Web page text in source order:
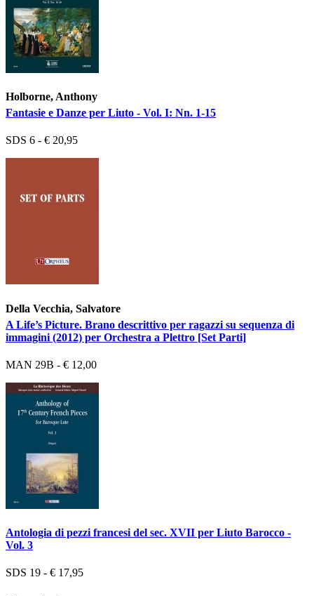
Holborne, Anthony
Fantasie e Danze per Liuto - Vol. I: Nn. 1-15
SDS 6 - € 20,95
Della Vecchia, Salvatore
A Life’s Picture. Brano descrittivo per ragazzi su sequenza di
immagini (2012) per Orchestra a Plettro [Set Parti]
MAN 29B - € 12,00
Antologia di pezzi francesi del sec. XVII per Liuto Barocco -
Vol. 3
SDS 19 - € 17,95